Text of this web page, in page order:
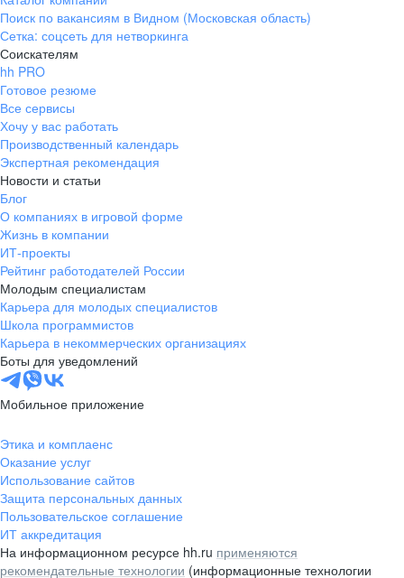
Поиск по вакансиям в Видном (Московская область)
Сетка: соцсеть для нетворкинга
Соискателям
hh PRO
Готовое резюме
Все сервисы
Хочу у вас работать
Производственный календарь
Экспертная рекомендация
Новости и статьи
Блог
О компаниях в игровой форме
Жизнь в компании
ИТ-проекты
Рейтинг работодателей России
Молодым специалистам
Карьера для молодых специалистов
Школа программистов
Карьера в некоммерческих организациях
Боты для уведомлений
Мобильное приложение
Этика и комплаенс
Оказание услуг
Использование сайтов
Защита персональных данных
Пользовательское соглашение
ИТ аккредитация
На информационном ресурсе hh.ru применяются
рекомендательные технологии (информационные технологии